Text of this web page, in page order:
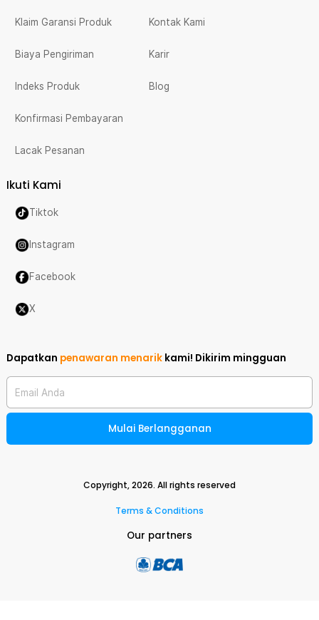
Klaim Garansi Produk
Biaya Pengiriman
Indeks Produk
Konfirmasi Pembayaran
Lacak Pesanan
Kontak Kami
Karir
Blog
Ikuti Kami
Tiktok
Instagram
Facebook
X
Dapatkan penawaran menarik kami! Dikirim mingguan
Email Anda
Mulai Berlangganan
Copyright,2026. All rights reserved
Terms & Conditions
Our partners